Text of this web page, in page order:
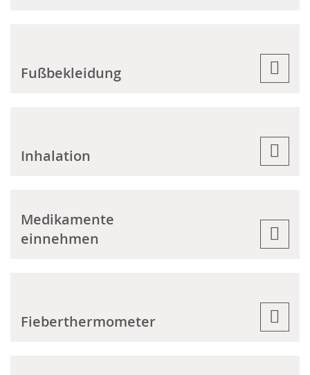
Fußbekleidung
Inhalation
Medikamente
einnehmen
Fieberthermometer